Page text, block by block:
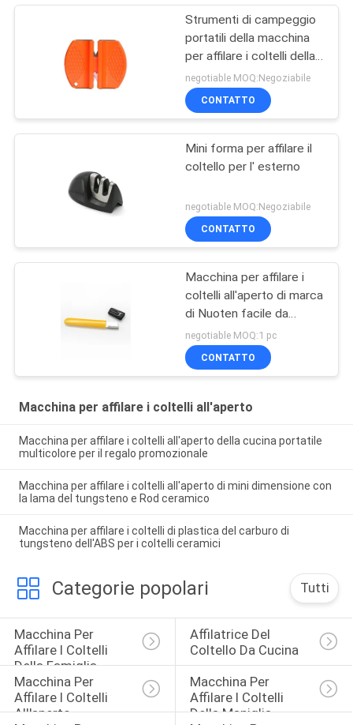
Strumenti di campeggio
portatili della macchina
per affilare i coltelli della
fase della plastica 2 con
asciutto e pulito
negotiable MOQ:Negoziabile
CONTATTO
Mini forma per affilare il
coltello per l' esterno
negotiable MOQ:Negoziabile
CONTATTO
Macchina per affilare i
coltelli all'aperto di marca
di Nuoten facile da
prendere con piccola
dimensione
105*12*5MM
negotiable MOQ:1 pc
CONTATTO
Macchina per affilare i coltelli all'aperto
Macchina per affilare i coltelli all'aperto della cucina portatile
multicolore per il regalo promozionale
Macchina per affilare i coltelli all'aperto di mini dimensione con
la lama del tungsteno e Rod ceramico
Macchina per affilare i coltelli di plastica del carburo di
tungsteno dell'ABS per i coltelli ceramici
Categorie popolari Tutti
Macchina Per
Affilare I Coltelli
Della Famiglia
Affilatrice Del
Coltello Da Cucina
Macchina Per
Affilare I Coltelli
All'aperto
Macchina Per
Affilare I Coltelli
Della Maniglia